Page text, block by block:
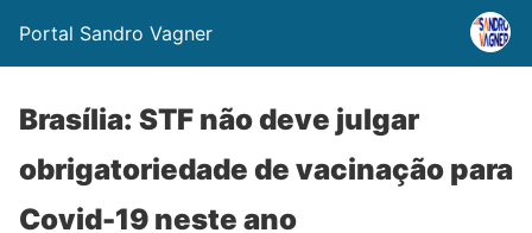
Portal Sandro Vagner
Brasília: STF não deve julgar
obrigatoriedade de vacinação para
Covid-19 neste ano